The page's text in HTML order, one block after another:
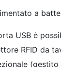
a
USB è
RFID da